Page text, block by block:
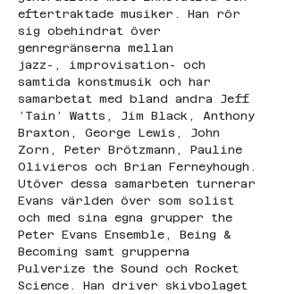
eftertraktade musiker. Han rör
sig obehindrat över
genregränserna mellan
jazz-, improvisation- och
samtida konstmusik och har
samarbetat med bland andra Jeff
’Tain’ Watts, Jim Black, Anthony
Braxton, George Lewis, John
Zorn, Peter Brötzmann, Pauline
Olivieros och Brian Ferneyhough.
Utöver dessa samarbeten turnerar
Evans världen över som solist
och med sina egna grupper the
Peter Evans Ensemble, Being &
Becoming samt grupperna
Pulverize the Sound och Rocket
Science. Han driver skivbolaget